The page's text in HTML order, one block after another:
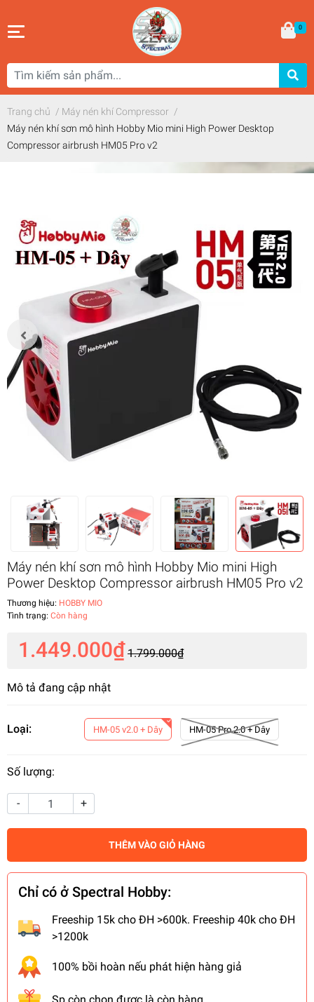
0
Trang chủ / Máy nén khí Compressor /
Máy nén khí sơn mô hình Hobby Mio mini High Power Desktop
Compressor airbrush HM05 Pro v2
Máy nén khí sơn mô hình Hobby Mio mini High
Power Desktop Compressor airbrush HM05 Pro v2
Thương hiệu: HOBBY MIO
Tình trạng: Còn hàng
1.449.000₫ 1.799.000₫
Mô tả đang cập nhật
Loại: HM-05 v2.0 + Dây HM-05 Pro 2.0 + Dây
Số lượng:
- +
THÊM VÀO GIỎ HÀNG
Chỉ có ở Spectral Hobby:
Freeship 15k cho ĐH >600k. Freeship 40k cho ĐH
>1200k
100% bồi hoàn nếu phát hiện hàng giả